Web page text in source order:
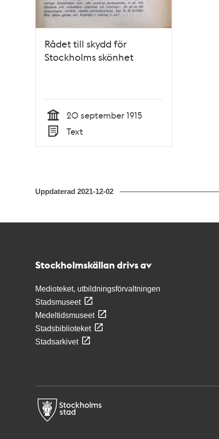
Rådet till skydd för
Stockholms skönhet
Tid
20 september 1915
Text
Uppdaterad 2021-12-02
Stockholmskällan drivs av
Medioteket, utbildningsförvaltningen
Stadsmuseet
Medeltidsmuseet
Stadsbiblioteket
Stadsarkivet